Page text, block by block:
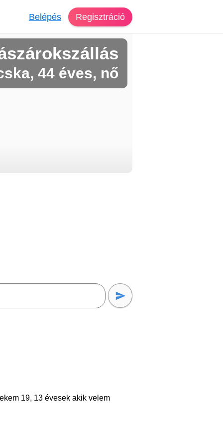
Belépés Regisztráció
44 éves, nő
19, 13 évesek akik velem